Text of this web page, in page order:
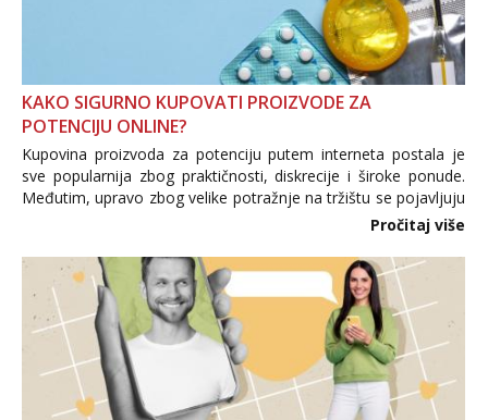
KAKO SIGURNO KUPOVATI PROIZVODE ZA
POTENCIJU ONLINE?
Kupovina proizvoda za potenciju putem interneta postala je
sve popularnija zbog praktičnosti, diskrecije i široke ponude.
Međutim, upravo zbog velike potražnje na tržištu se pojavljuju
i brojni krivotvoreni proizvodi, nepouzdane internetske
Pročitaj više